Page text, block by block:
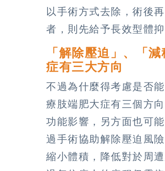
以手術方式去除，術後
者，則先給予長效型體抑
「解除壓迫」、「
症有三大方向
不過為什麼得考慮是否
療肢端肥大症有三個方
功能影響，另方面也可
過手術協助解除壓迫風
縮小體積，降低對於周